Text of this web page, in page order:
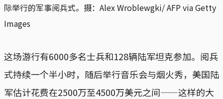
际举行的军事阅兵式。摄：Alex Wroblewgki/ AFP via Getty
Images
这场游行有6000多名士兵和128辆陆军坦克参加。阅兵
式持续一个半小时，随后举行音乐会与烟火秀，美国陆
军估计花费在2500万至4500万美元之间——这样的大